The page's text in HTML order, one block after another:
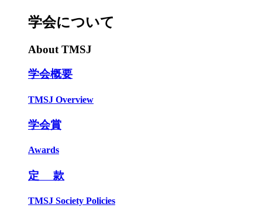
学会について
About TMSJ
学会概要
TMSJ Overview
学会賞
Awards
定 款
TMSJ Society Policies